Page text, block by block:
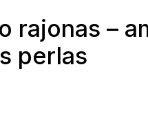
rajonas –
perlas